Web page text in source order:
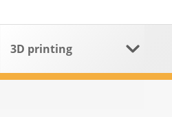
3D printing